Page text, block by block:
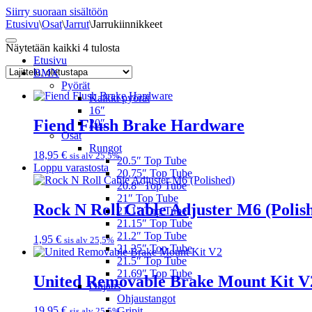
Siirry suoraan sisältöön
Etusivu
BMX
Pyörät
Kaikki pyörät
16″
20″
Osat
Rungot
20.5″ Top Tube
20.75″ Top Tube
20.8″ Top Tube
21″ Top Tube
21.1″ Top Tube
21.15″ Top Tube
21.2″ Top Tube
21.25″ Top Tube
21.5″ Top Tube
21.69″ Top Tube
Ohjaus
Ohjaustangot
Etusivu\Osat\Jarrut\Jarrukiinnikkeet
Näytetään kaikki 4 tulosta
Fiend Flush Brake Hardware
18,95 € sis alv 25,5%
Loppu varastosta
Rock N Roll Cable Adjuster M6
1,95 € sis alv 25,5%
United Removable Brake Mount Kit